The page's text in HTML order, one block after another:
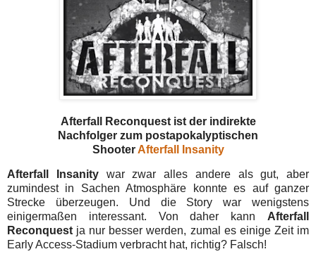
Afterfall Reconquest ist der indirekte
Nachfolger zum postapokalyptischen
ShooterAfterfall Insanity
Afterfall Insanitywar zwar alles andere als gut, aber
zumindest in Sachen Atmosphäre konnte es auf ganzer
Strecke überzeugen. Und die Story war wenigstens
einigermaßen interessant. Von daher kann Afterfall
Reconquestja nur besser werden, zumal es einige Zeit im
Early Access-Stadium verbracht hat, richtig? Falsch!